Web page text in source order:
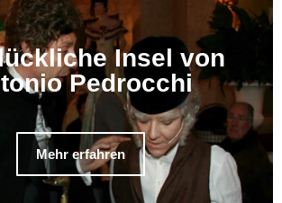
Insel von
Pedrocchi
Mehr erfahren